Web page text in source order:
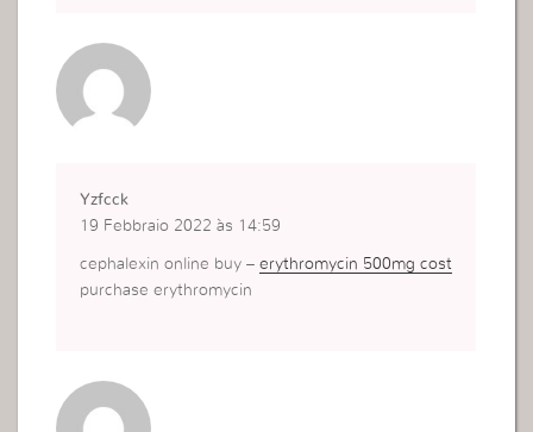
Yzfcck
19 Febbraio 2022 às 14:59
cephalexin online buy –erythromycin 500mg cost
purchase erythromycin